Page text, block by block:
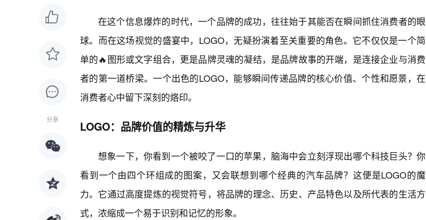
分享
在这个信息爆炸的时代，一个品牌的成功，往往始于其能否在瞬间抓住消费者的眼
球。而在这场视觉的盛宴中，LOGO，无疑扮演着至关重要的角色。它不仅仅是一个简
单的🔥图形或文字组合，更是品牌灵魂的凝结，是品牌故事的开端，是连接企业与消费
者的第一道桥梁。一个出色的LOGO，能够瞬间传递品牌的核心价值、个性和愿景，在
消费者心中留下深刻的烙印。
LOGO：品牌价值的精炼与升华
想象一下，你看到一个被咬了一口的苹果，脑海中会立刻浮现出哪个科技巨头？你
看到一个由四个环组成的图案，又会联想到哪个经典的汽车品牌？这便是LOGO的魔
力。它通过高度提炼的视觉符号，将品牌的理念、历史、产品特色以及所代表的生活方
式，浓缩成一个易于识别和记忆的形象。